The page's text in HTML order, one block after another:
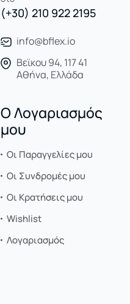
(+30) 210 922 2195
info@bflex.io
Βεϊκου 94, 117 41
Αθήνα, Ελλάδα
Ο Λογαριασμός
μου
Οι Παραγγελίες μου
Οι Συνδρομές μου
Οι Κρατήσεις μου
Wishlist
Λογαριασμός